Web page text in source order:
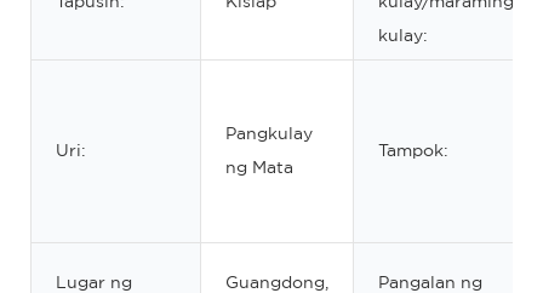
kulay:
Uri:
Pangkulay
ng Mata
Tampok:
Lugar ng Guangdong, Pangalan ng